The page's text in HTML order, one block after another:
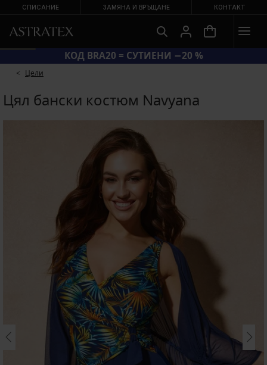
СПИСАНИЕ ЗАМЯНА И ВРЪЩАНЕ КОНТАКТ
КОД BRA20 = СУТИЕНИ −20 %
Цели
Цял бански костюм Navyana